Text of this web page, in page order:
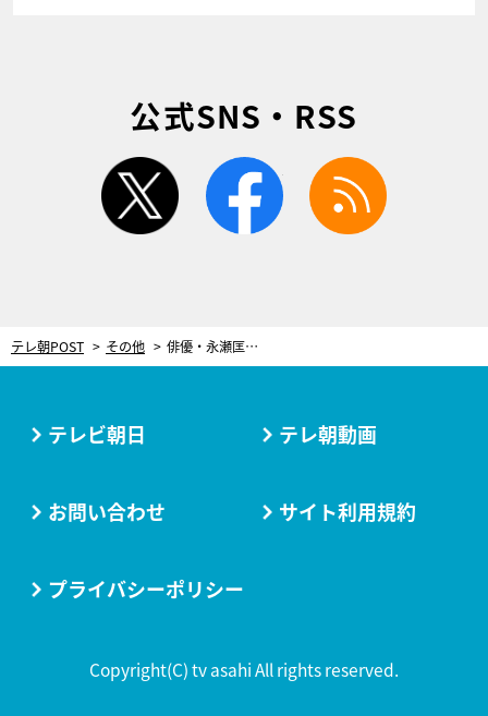
公式SNS・RSS
twitter facebook
テレ朝POST その他 俳優・永瀬匡、内なる熱意を語る。どんな役でも「誰よりも面白くしてやる」
テレビ朝日 テレ朝動画
お問い合わせ サイト利用規約
プライバシーポリシー
Copyright(C) tv asahi All rights reserved.